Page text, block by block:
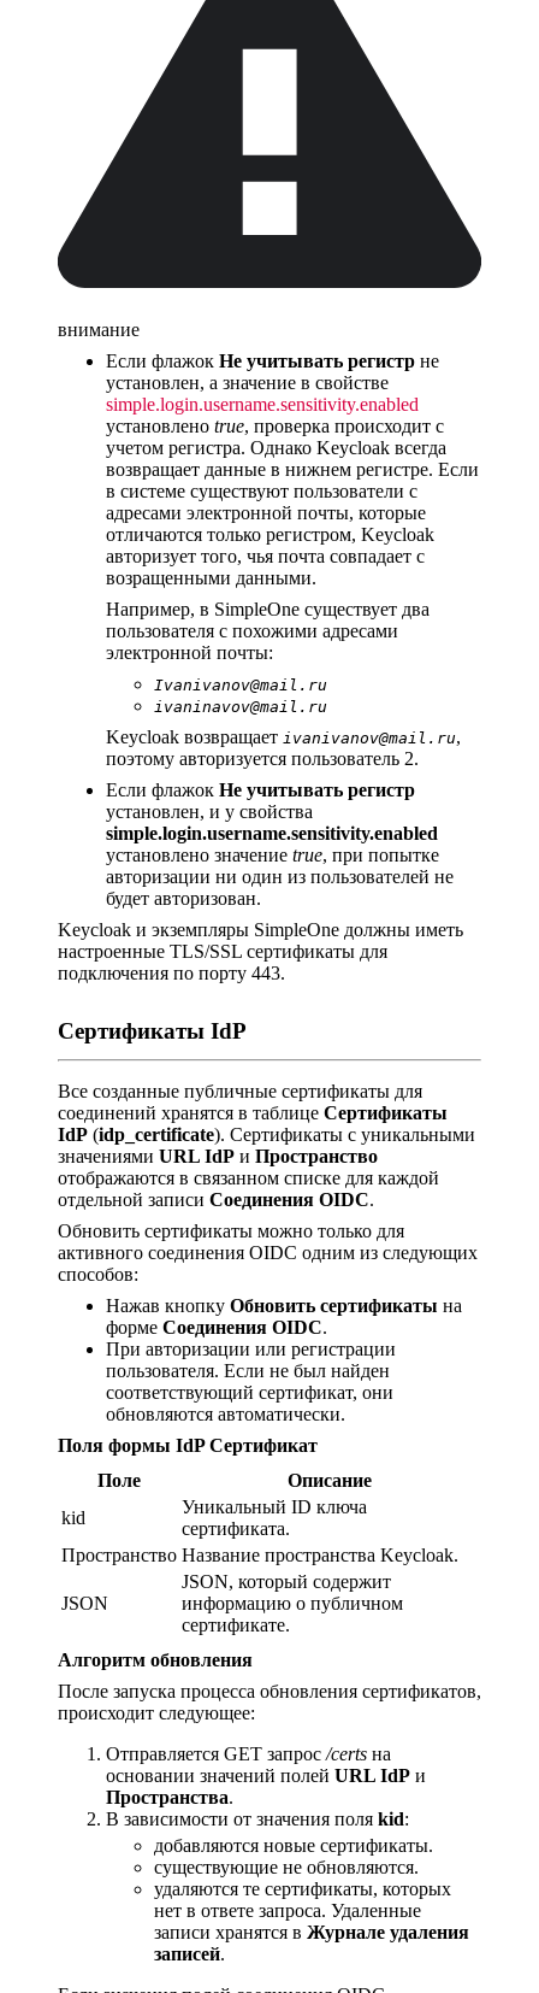
внимание
Если флажок Не учитывать регистр не
установлен, а значение в свойстве
simple.login.username.sensitivity.enabled
установлено true, проверка происходит с
учетом регистра. Однако Keycloak всегда
возвращает данные в нижнем регистре. Если
в системе существуют пользователи с
адресами электронной почты, которые
отличаются только регистром, Keycloak
авторизует того, чья почта совпадает с
возращенными данными.
Например, в SimpleOne существует два
пользователя с похожими адресами
электронной почты:
Ivanivanov@mail.ru
ivaninavov@mail.ru
Keycloak возвращает ivanivanov@mail.ru,
поэтому авторизуется пользователь 2.
Если флажок Не учитывать регистр
установлен, и у свойства
simple.login.username.sensitivity.enabled
установлено значение true, при попытке
авторизации ни один из пользователей не
будет авторизован.
Keycloak и экземпляры SimpleOne должны иметь
настроенные TLS/SSL сертификаты для
подключения по порту 443.
Сертификаты IdP
Все созданные публичные сертификаты для
соединений хранятся в таблице Сертификаты
IdP (idp_certificate). Сертификаты с уникальными
значениями URL IdP и Пространство
отображаются в связанном списке для каждой
отдельной записи Соединения OIDC.
Обновить сертификаты можно только для
активного соединения OIDC одним из следующих
способов:
Нажав кнопку Обновить сертификаты на
форме Соединения OIDC.
При авторизации или регистрации
пользователя. Если не был найден
соответствующий сертификат, они
обновляются автоматически.
Поля формы IdP Сертификат
Поле
Описание
kid
Уникальный ID ключа
сертификата.
Пространство Название пространства Keycloak.
JSON
JSON, который содержит
информацию о публичном
сертификате.
Алгоритм обновления
После запуска процесса обновления сертификатов,
происходит следующее:
Отправляется GET запрос /certs на
основании значений полей URL IdP и
Пространства.
В зависимости от значения поля kid:
добавляются новые сертификаты.
существующие не обновляются.
удаляются те сертификаты, которых
нет в ответе запроса. Удаленные
записи хранятся в Журнале удаления
записей.